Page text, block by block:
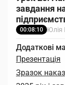
завдання
00:08:10 Юлія
Додаткові
Презентація
Зразок